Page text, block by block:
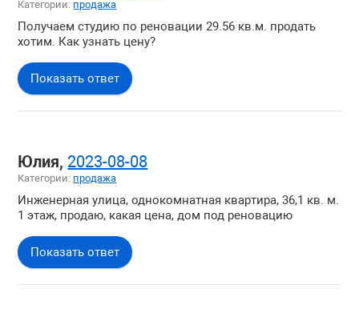
Категории: продажа
Получаем студию по реновации 29.56 кв.м. продать
хотим. Как узнать цену?
Показать ответ
Юлия, 2023-08-08
Категории: продажа
Инженерная улица, однокомнатная квартира, 36,1 кв. м.
1 этаж, продаю, какая цена, дом под реновацию
Показать ответ